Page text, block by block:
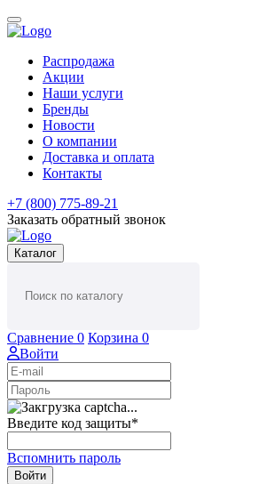
Распродажа
Акции
Наши услуги
Бренды
Новости
О компании
Доставка и оплата
Контакты
+7 (800) 775-89-21
Заказать обратный звонок
Каталог
Сравнение 0 Корзина 0
Войти
Введите код защиты*
Вспомнить пароль
Войти